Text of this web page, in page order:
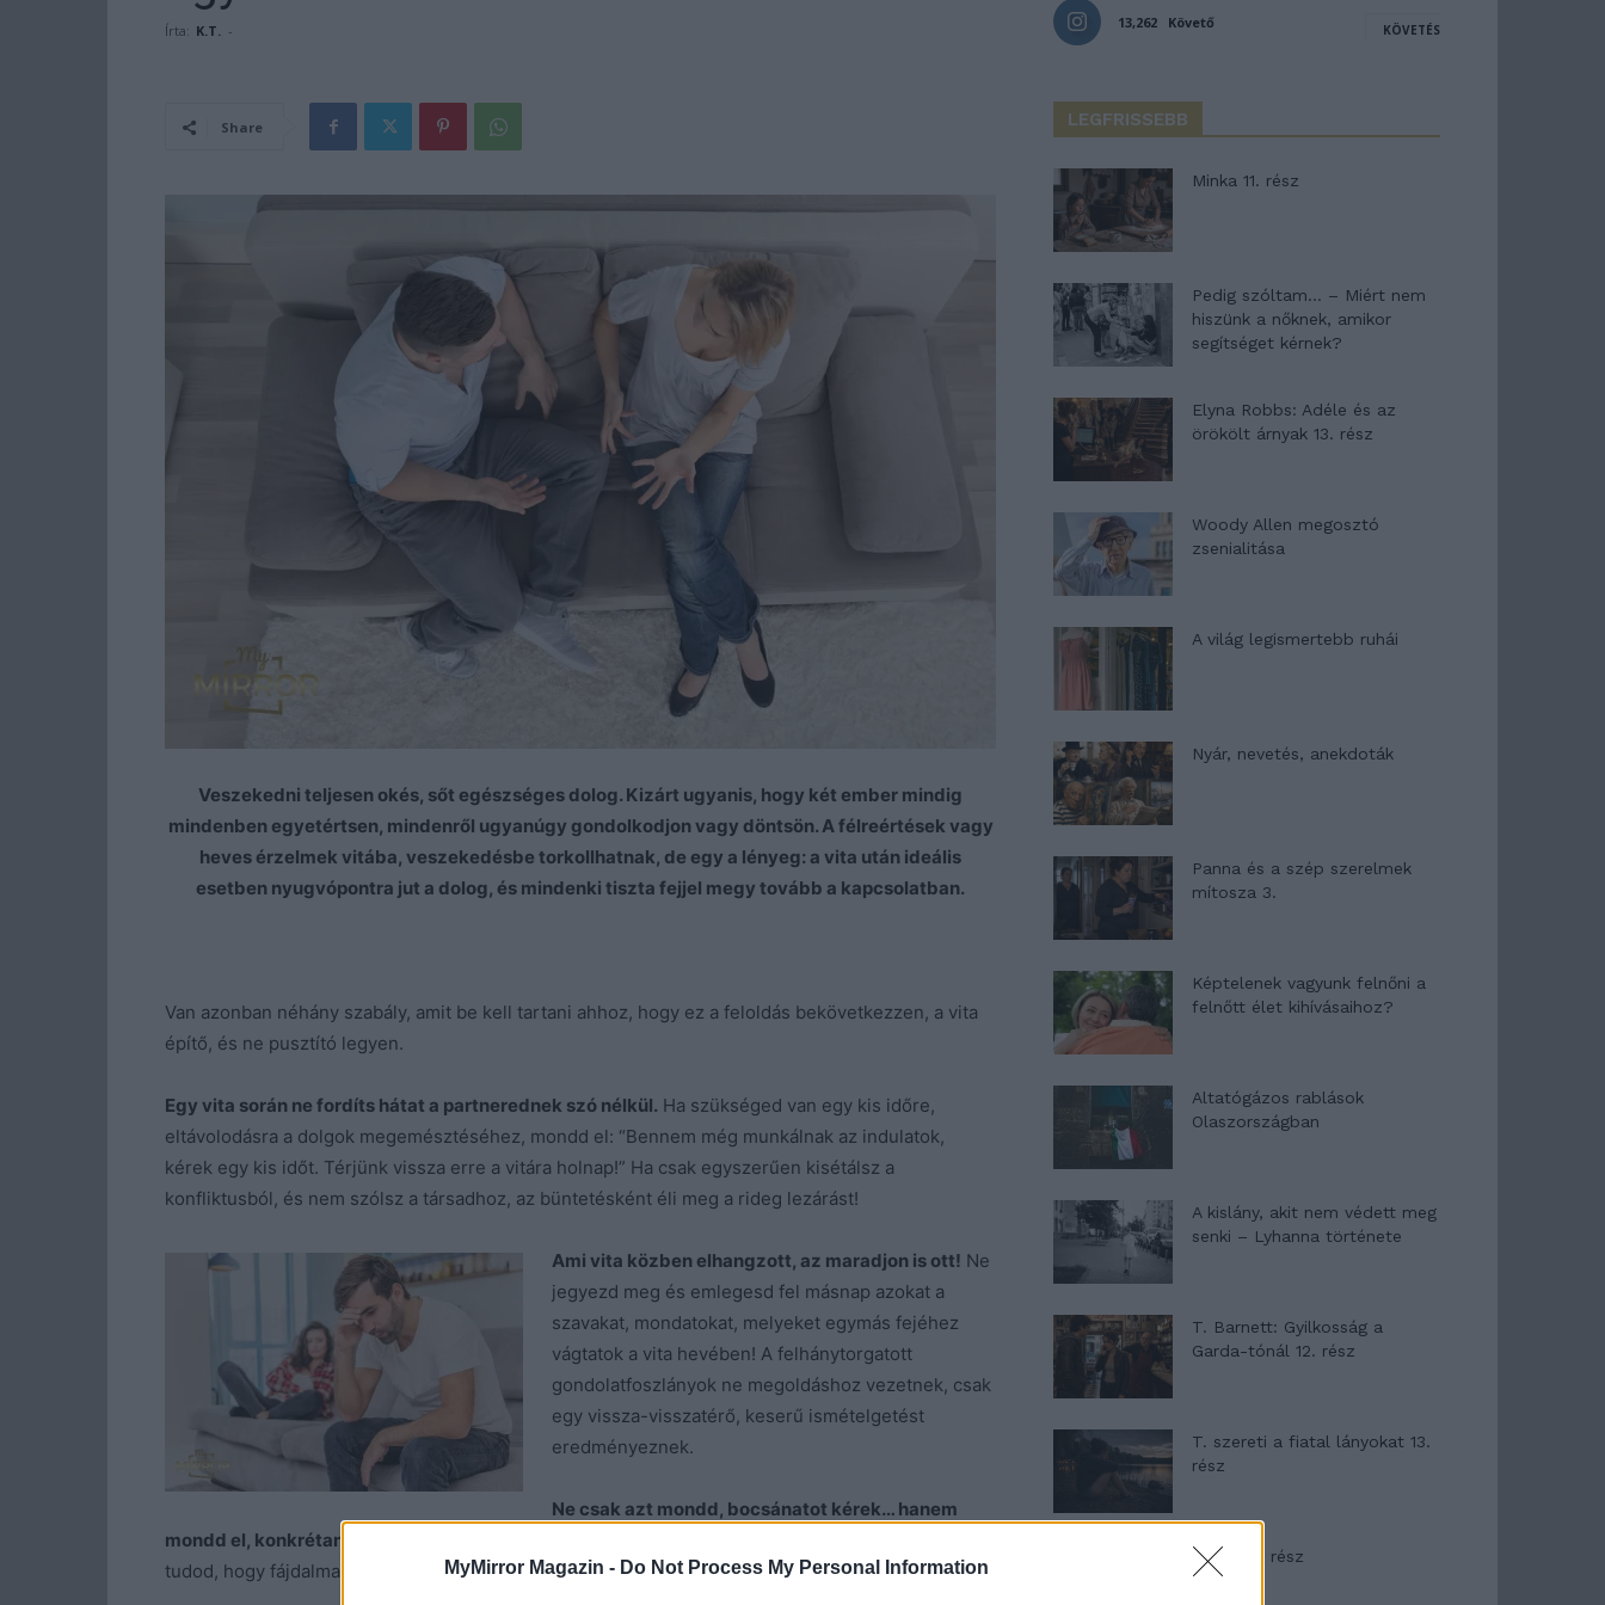
MyMirror Magazin - Do Not Process My Personal Information
Írta: K.T. -
Share
Veszekedni teljesen okés, sőt egészséges dolog. Kizárt ugyanis, hogy két ember mindig
mindenben egyetértsen, mindenről ugyanúgy gondolkodjon vagy döntsön. A félreértések vagy
heves érzelmek vitába, veszekedésbe torkollhatnak, de egy a lényeg: a vita után ideális
esetben nyugvópontra jut a dolog, és mindenki tiszta fejjel megy tovább a kapcsolatban.
Van azonban néhány szabály, amit be kell tartani ahhoz, hogy ez a feloldás bekövetkezzen, a vita
építő, és ne pusztító legyen.
Egy vita során ne fordíts hátat a partnerednek szó nélkül. Ha szükséged van egy kis időre,
eltávolodásra a dolgok megemésztéséhez, mondd el: “Bennem még munkálnak az indulatok,
kérek egy kis időt. Térjünk vissza erre a vitára holnap!” Ha csak egyszerűen kisétálsz a
konfliktusból, és nem szólsz a társadhoz, az büntetésként éli meg a rideg lezárást!
Ami vita közben elhangzott, az maradjon is ott! Ne
jegyezd meg és emlegesd fel másnap azokat a
szavakat, mondatokat, melyeket egymás fejéhez
vágtatok a vita hevében! A felhánytorgatott
gondolatfoszlányok ne megoldáshoz vezetnek, csak
egy vissza-visszatérő, keserű ismételgetést
eredményeznek.
Ne csak azt mondd, bocsánatot kérek… hanem
mondd el, konkrétan mi is az
tudod, hogy fájdalmat okozott a másik félnek!
13,262 Követő KÖVETÉS
LEGFRISSEBB
Minka 11. rész
Pedig szóltam… – Miért nem
hiszünk a nőknek, amikor
segítséget kérnek?
Elyna Robbs: Adéle és az
örökölt árnyak 13. rész
Woody Allen megosztó
zsenialitása
A világ legismertebb ruhái
Nyár, nevetés, anekdoták
Panna és a szép szerelmek
mítosza 3.
Képtelenek vagyunk felnőni a
felnőtt élet kihívásaihoz?
Altatógázos rablások
Olaszországban
A kislány, akit nem védett meg
senki – Lyhanna története
T. Barnett: Gyilkosság a
Garda-tónál 12. rész
T. szereti a fiatal lányokat 13.
rész
Minka 10. rész